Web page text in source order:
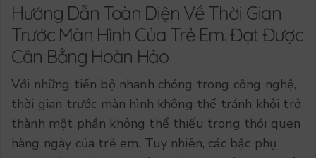
Hướng Dẫn Toàn Diện Về Thời Gian
Trước Màn Hình Của Trẻ Em. Đạt Được
Cân Bằng Hoàn Hảo
Với những tiến bộ nhanh chóng trong công nghệ,
thời gian trước màn hình không thể tránh khỏi trở
thành một phần không thể thiếu trong thói quen
hàng ngày của trẻ em. Tuy nhiên, các bậc phụ